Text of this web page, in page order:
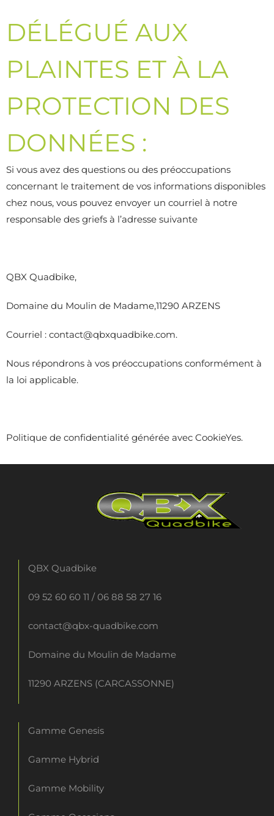
DÉLÉGUÉ AUX
PLAINTES ET À LA
PROTECTION DES
DONNÉES :
Si vous avez des questions ou des préoccupations
concernant le traitement de vos informations disponibles
chez nous, vous pouvez envoyer un courriel à notre
responsable des griefs à l’adresse suivante
QBX Quadbike,
Domaine du Moulin de Madame,11290 ARZENS
Courriel : contact@qbxquadbike.com.
Nous répondrons à vos préoccupations conformément à
la loi applicable.
Politique de confidentialité générée avec CookieYes.
QBX Quadbike
09 52 60 60 11 / 06 88 58 27 16
contact@qbx-quadbike.com
Domaine du Moulin de Madame
11290 ARZENS (CARCASSONNE)
Gamme Genesis
Gamme Hybrid
Gamme Mobility